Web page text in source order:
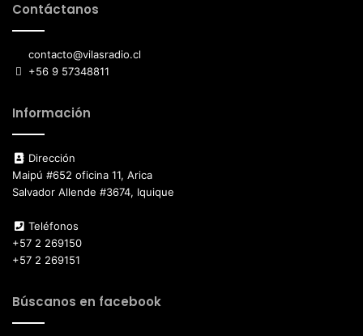
Contáctanos
contacto@vilasradio.cl
+56 9 57348811
Información
Dirección
Maipú #652 oficina 11, Arica
Salvador Allende #3674, Iquique
Teléfonos
+57 2 269150
+57 2 269151
Búscanos en facebook